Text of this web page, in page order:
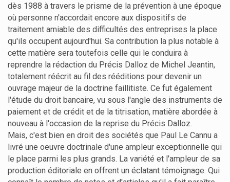
dès 1988 à travers le prisme de la prévention à une époque
où personne n'accordait encore aux dispositifs de
traitement amiable des difficultés des entreprises la place
qu'ils occupent aujourd'hui. Sa contribution la plus notable à
cette matière sera toutefois celle qui le conduira à
reprendre la rédaction du Précis Dalloz de Michel Jeantin,
totalement réécrit au fil des rééditions pour devenir un
ouvrage majeur de la doctrine faillitiste. Ce fut également
l'étude du droit bancaire, vu sous l'angle des instruments de
paiement et de crédit et de la titrisation, matière abordée à
nouveau à l'occasion de la reprise du Précis Dalloz.
Mais, c'est bien en droit des sociétés que Paul Le Cannu a
livré une oeuvre doctrinale d'une ampleur exceptionnelle qui
le place parmi les plus grands. La variété et l'ampleur de sa
production éditoriale en offrent un éclatant témoignage. Qui